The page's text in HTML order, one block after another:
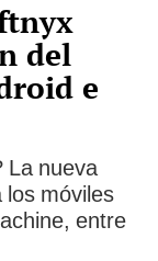
del
e
La nueva
los móviles
entre